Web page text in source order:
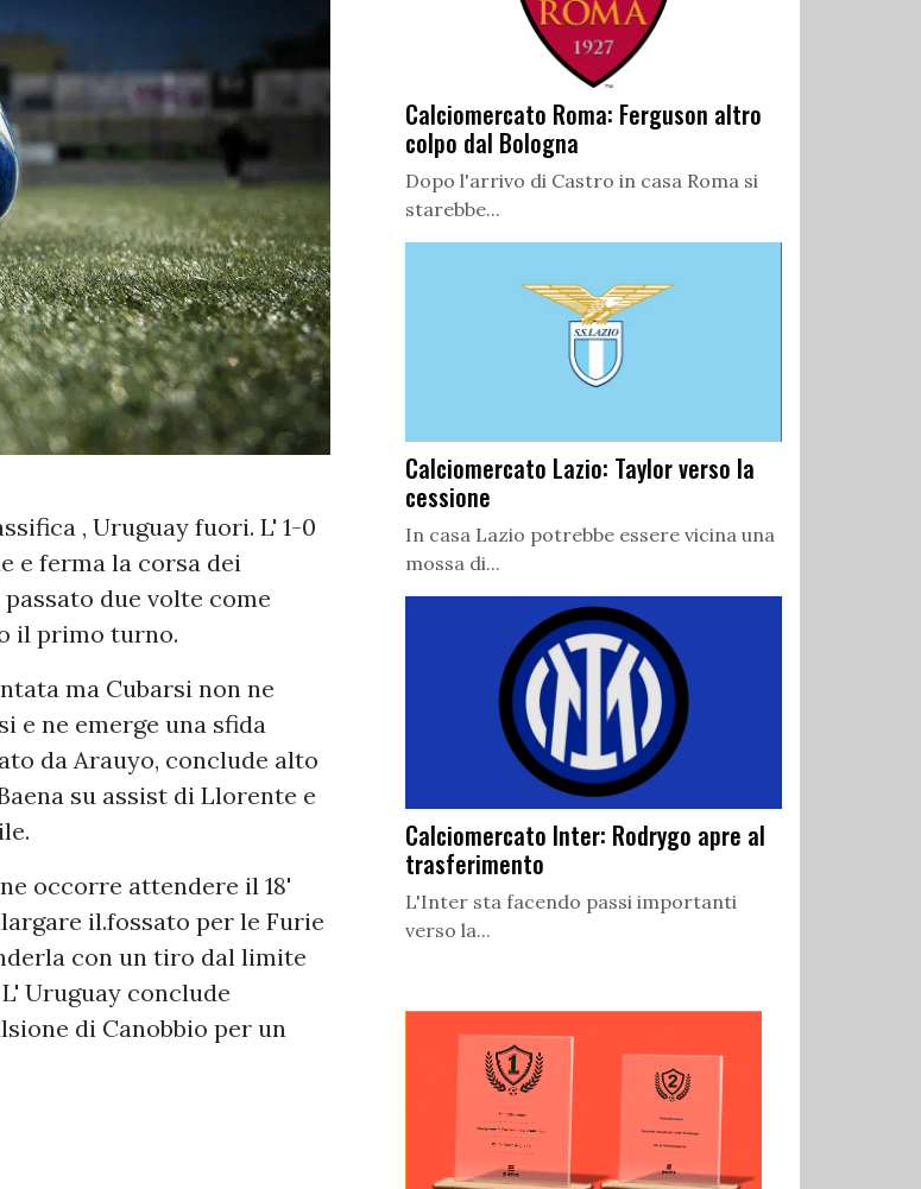
, Uruguay fuori. L' 1-0
e ferma la corsa dei
due volte come
il primo turno.
ma Cubarsi non ne
e ne emerge una sfida
da Arauyo, conclude alto
su assist di Llorente e
occorre attendere il 18'
il.fossato per le Furie
con un tiro dal limite
Uruguay conclude
di Canobbio per un
Calciomercato Roma: Ferguson altro
colpo dal Bologna
Dopo l'arrivo di Castro in casa Roma si
starebbe...
Calciomercato Lazio: Taylor verso la
cessione
In casa Lazio potrebbe essere vicina una
mossa di...
Calciomercato Inter: Rodrygo apre al
trasferimento
L'Inter sta facendo passi importanti
verso la...